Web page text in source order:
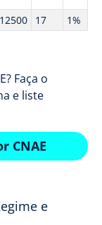
17 1%
Faça o
e liste
CNAE
e